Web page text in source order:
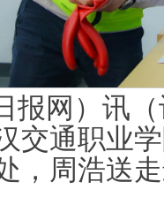
报网）讯
交通职业
，周浩送